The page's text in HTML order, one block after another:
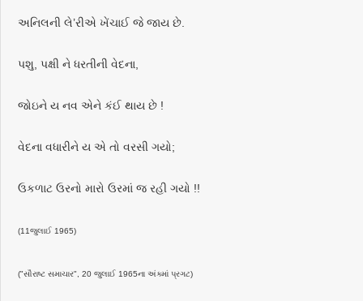
અનિલની લે’રીએ ખેંચાઈ જે જાય છે.
પશુ, પક્ષી ને ધરતીની વેદના,
જોઇને ય નવ એને કંઈ થાય છે !
વેદના વધારીને ય એ તો વરસી ગયો;
ઉકળાટ ઉરનો મારો ઉરમાં જ રહી ગયો !!
(11જુલાઈ 1965)
("સૌરાષ્ટ સમાચાર", 20 જુલાઈ 1965ના અંક્માં પ્રગટ)